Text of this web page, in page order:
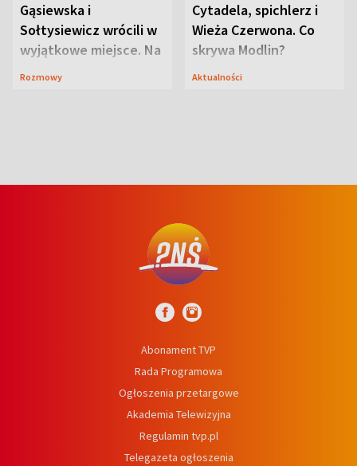
Gąsiewska i
Sołtysiewicz wrócili w
wyjątkowe miejsce. Na
szlaku czekał
Rozmowy
Cytadela, spichlerz i
Wieża Czerwona. Co
skrywa Modlin?
Aktualności
Abonament TVP
Rada Programowa
Ogłoszenia przetargowe
Akademia Telewizyjna
Regulamin tvp.pl
Telegazeta ogłoszenia